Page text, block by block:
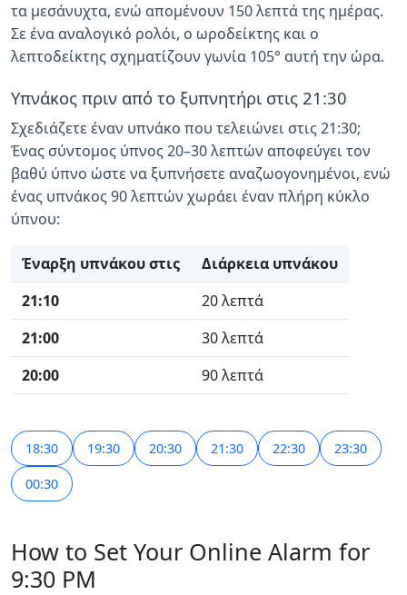
τα μεσάνυχτα, ενώ απομένουν 150 λεπτά της ημέρας.
Σε ένα αναλογικό ρολόι, ο ωροδείκτης και ο
λεπτοδείκτης σχηματίζουν γωνία 105° αυτή την ώρα.
Υπνάκος πριν από το ξυπνητήρι στις 21:30
Σχεδιάζετε έναν υπνάκο που τελειώνει στις 21:30;
Ένας σύντομος ύπνος 20–30 λεπτών αποφεύγει τον
βαθύ ύπνο ώστε να ξυπνήσετε αναζωογονημένοι, ενώ
ένας υπνάκος 90 λεπτών χωράει έναν πλήρη κύκλο
ύπνου:
Έναρξη υπνάκου στις
Διάρκεια υπνάκου
21:10
20 λεπτά
21:00
30 λεπτά
20:00
90 λεπτά
18:30 19:30 20:30 21:30 22:30 23:30
00:30
How to Set Your Online Alarm for
9:30 PM